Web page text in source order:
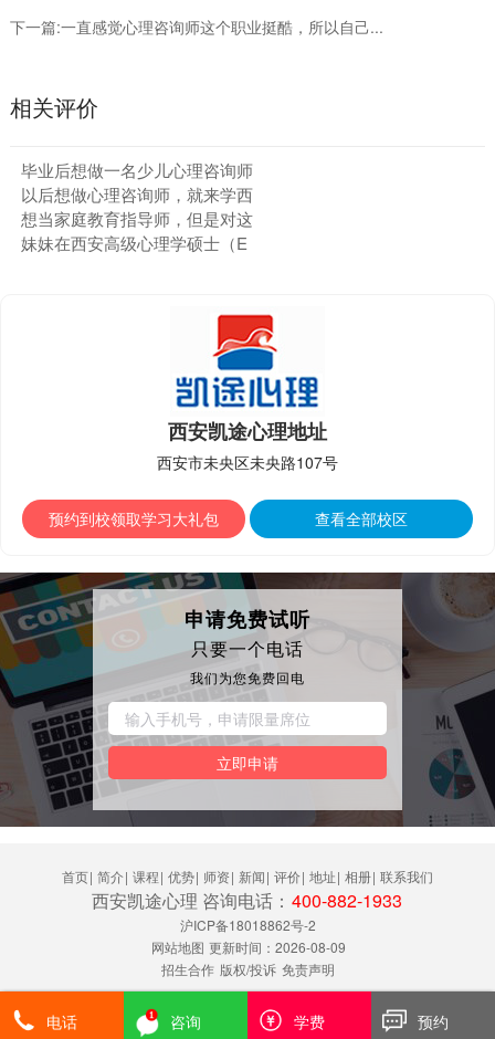
下一篇:一直感觉心理咨询师这个职业挺酷，所以自己...
相关评价
毕业后想做一名少儿心理咨询师
以后想做心理咨询师，就来学西
想当家庭教育指导师，但是对这
妹妹在西安高级心理学硕士（E
西安凯途心理地址
西安市未央区未央路107号
预约到校领取学习大礼包 查看全部校区
申请免费试听
只要一个电话
我们为您免费回电
立即申请
首页| 简介| 课程| 优势| 师资| 新闻| 评价| 地址| 相册| 联系我们
西安凯途心理 咨询电话： 400-882-1933
沪ICP备18018862号-2
网站地图 更新时间：2026-08-09
招生合作 版权/投诉 免责声明
电话 咨询 学费 预约